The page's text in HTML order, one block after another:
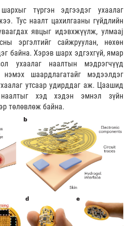
түргэн эдгээдэг ухаалаг
Тус наалт цахилгааны гүйдлийн
явцыг идэвхжүүлж, улмааj
эргэлтийг сайжруулан, нөхөн
байна. Хэрэв шарх эдгэхгүй, ямар
ухаалаг наалтын мэдрэгчүүд
нэмэх шаардлагатайг мэдээлдэг
утсаар удирддаг аж. Цаашид
хэд хэдэн эмнэл зүйн
төлөвлөж байна.